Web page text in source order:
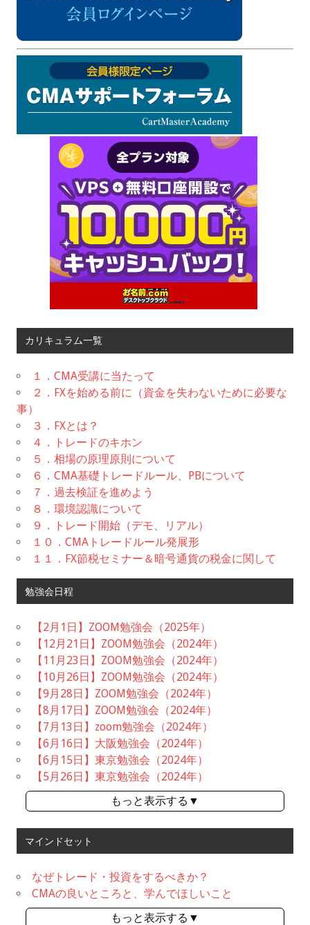
カリキュラム一覧
１．CMA受講に当たって
２．FXを始める前に（資金を失わないために必要な
事）
３．FXとは？
４．トレードのキホン
５．相場の原理原則について
６．CMA基礎トレードルール、PBについて
７．過去検証を進めよう
８．環境認識について
９．トレード開始（デモ、リアル）
１０．CMAトレードルール発展形
１１．FX節税セミナー＆暗号通貨の税金に関して
勉強会日程
【2月1日】ZOOM勉強会（2025年）
【12月21日】ZOOM勉強会（2024年）
【11月23日】ZOOM勉強会（2024年）
【10月26日】ZOOM勉強会（2024年）
【9月28日】ZOOM勉強会（2024年）
【8月17日】ZOOM勉強会（2024年）
【7月13日】zoom勉強会（2024年）
【6月16日】大阪勉強会（2024年）
【6月15日】東京勉強会（2024年）
【5月26日】東京勉強会（2024年）
もっと表示する▼
マインドセット
なぜトレード・投資をするべきか？
CMAの良いところと、学んでほしいこと
もっと表示する▼